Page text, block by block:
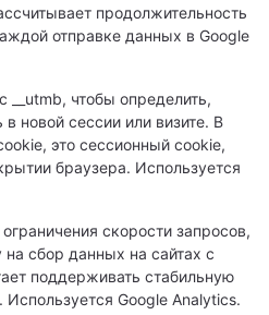
продолжительность
отправке данных в Google
__utmb, чтобы определить,
в новой сессии или визите. В
это сессионный cookie,
браузера. Используется
скорости запросов,
сбор данных на сайтах с
поддерживать стабильную
Используется Google Analytics.